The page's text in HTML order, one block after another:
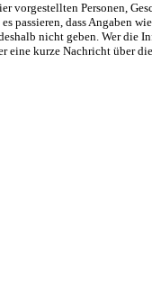
vorgestellten Personen,
dass Angaben
nicht geben. Wer die
eine kurze Nachricht über